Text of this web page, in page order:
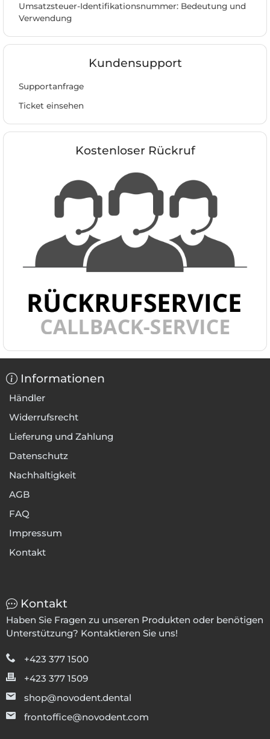
Umsatzsteuer-Identifikationsnummer: Bedeutung und
Verwendung
Kundensupport
Supportanfrage
Ticket einsehen
Kostenloser Rückruf
Informationen
Händler
Widerrufsrecht
Lieferung und Zahlung
Datenschutz
Nachhaltigkeit
AGB
FAQ
Impressum
Kontakt
Kontakt
Haben Sie Fragen zu unseren Produkten oder benötigen
Unterstützung? Kontaktieren Sie uns!
+423 377 1500
+423 377 1509
shop@novodent.dental
frontoffice@novodent.com